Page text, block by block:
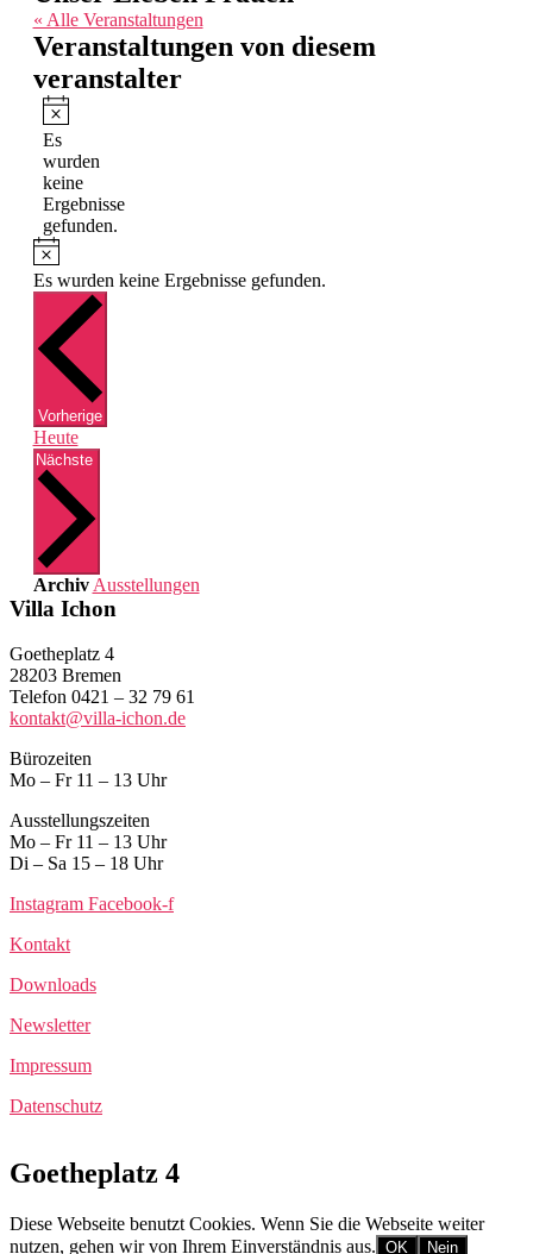
« Alle Veranstaltungen
Veranstaltungen von diesem
veranstalter
Hinweis
Es
wurden
keine
Ergebnisse
gefunden.
Hinweis
Es wurden keine Ergebnisse gefunden.
VorherigeVeranstaltungen
Heute
Nächste
Archiv Ausstellungen
Villa Ichon
Goetheplatz 4
28203 Bremen
Telefon 0421 – 32 79 61
kontakt@villa-ichon.de
Bürozeiten
Mo – Fr 11 – 13 Uhr
Ausstellungszeiten
Mo – Fr 11 – 13 Uhr
Di – Sa 15 – 18 Uhr
Instagram Facebook-f
Kontakt
Downloads
Newsletter
Impressum
Datenschutz
Goetheplatz 4
Diese Webseite benutzt Cookies. Wenn Sie die Webseite weiter
nutzen, gehen wir von Ihrem Einverständnis aus. OK Nein